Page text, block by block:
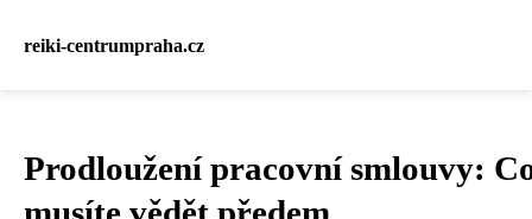
reiki-centrumpraha.cz
Prodloužení pracovní smlouvy: